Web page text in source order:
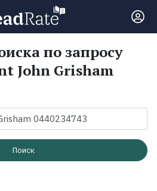
по запросу
John Grisham
Поиск